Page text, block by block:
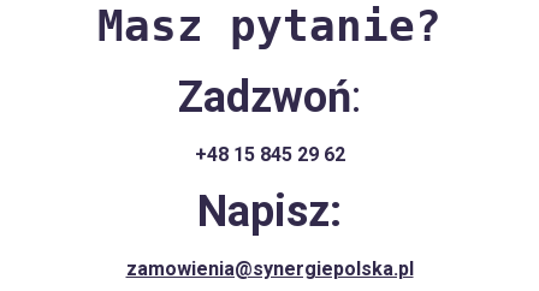
Masz pytanie?
Zadzwoń:
+48 15 845 29 62
Napisz:
zamowienia@synergiepolska.pl